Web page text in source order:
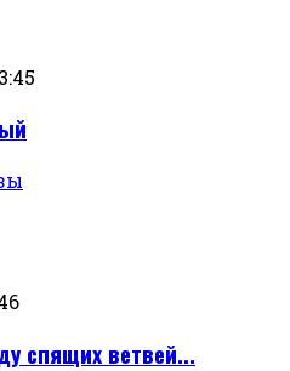
спящих ветвей...